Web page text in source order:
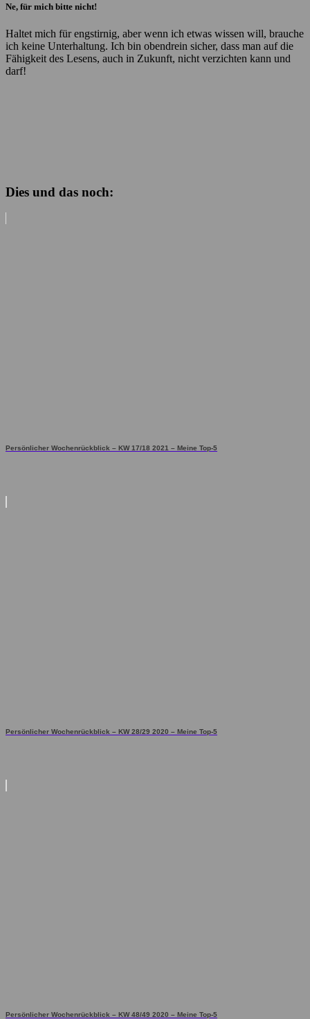
Ne, für mich bitte nicht!
Haltet mich für engstirnig, aber wenn ich etwas wissen will, brauche
ich keine Unterhaltung. Ich bin obendrein sicher, dass man auf die
Fähigkeit des Lesens, auch in Zukunft, nicht verzichten kann und
darf!
Dies und das noch:
Persönlicher Wochenrückblick – KW 17/18 2021 – Meine Top-5
Persönlicher Wochenrückblick – KW 28/29 2020 – Meine Top-5
Persönlicher Wochenrückblick – KW 48/49 2020 – Meine Top-5